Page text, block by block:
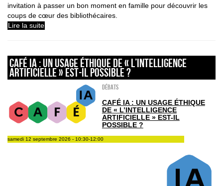
invitation à passer un bon moment en famille pour découvrir les
coups de cœur des bibliothécaires.
Lire la suite
Café IA : Un usage éthique de « l’intelligence
artificielle » est-il possible ?
Débats
CAFÉ IA : UN USAGE ÉTHIQUE
DE « L’INTELLIGENCE
ARTIFICIELLE » EST-IL
POSSIBLE ?
samedi 12 septembre 2026 - 10:30-12:00